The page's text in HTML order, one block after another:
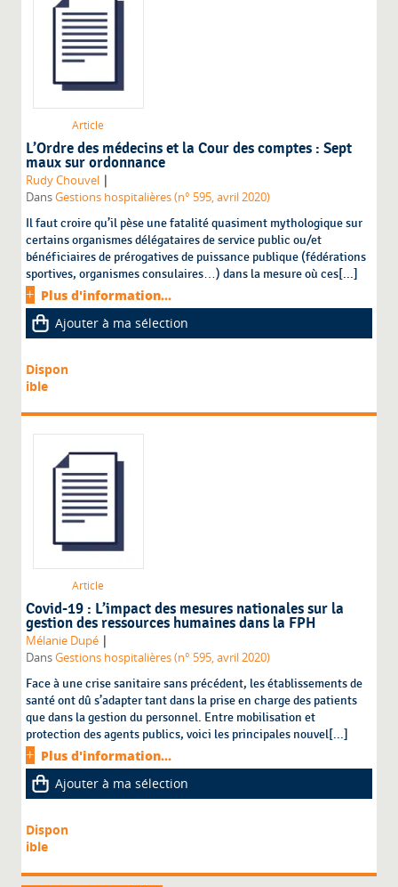
Article
L’Ordre des médecins et la Cour des comptes : Sept
maux sur ordonnance
Rudy Chouvel |
DansGestions hospitalières (n° 595, avril 2020)
Il faut croire qu’il pèse une fatalité quasiment mythologique sur
certains organismes délégataires de service public ou/et
bénéficiaires de prérogatives de puissance publique (fédérations
sportives, organismes consulaires…) dans la mesure où ces[...]
Plus d'information...
Ajouter à ma sélection
Dispon
ible
Article
Covid-19 : L’impact des mesures nationales sur la
gestion des ressources humaines dans la FPH
Mélanie Dupé |
DansGestions hospitalières (n° 595, avril 2020)
Face à une crise sanitaire sans précédent, les établissements de
santé ont dû s’adapter tant dans la prise en charge des patients
que dans la gestion du personnel. Entre mobilisation et
protection des agents publics, voici les principales nouvel[...]
Plus d'information...
Ajouter à ma sélection
Dispon
ible